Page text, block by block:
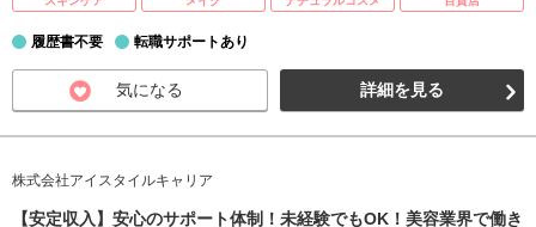
履歴書不要 転職サポートあり
気になる 詳細を見る
株式会社アイスタイルキャリア
【安定収入】安心のサポート体制！未経験でもOK！美容業界で働き